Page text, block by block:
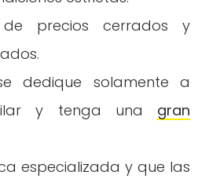
precios cerrados y
dedique solamente a
y tenga una gran
especializada y que las